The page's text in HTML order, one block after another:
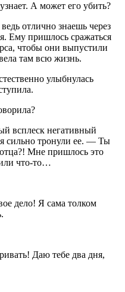
А может его убить?
отлично знаешь через
Ему пришлось сражаться
чтобы они выпустили
там всю жизнь.
улыбнулась
негативный
сильно тронули ее. — Ты
Мне пришлось это
что-то…
дело! Я сама толком
Даю тебе два дня,